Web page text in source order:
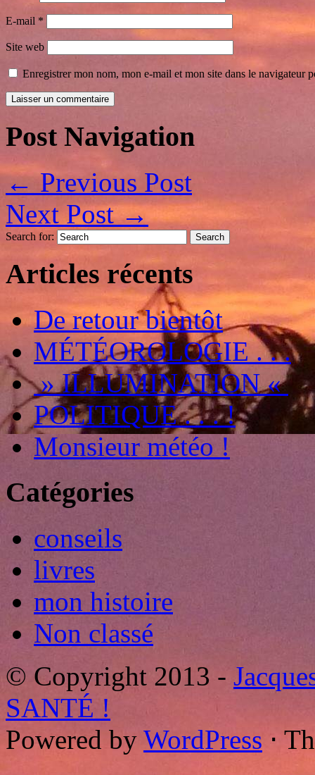
E-mail *
Site web
Enregistrer mon nom, mon e-mail et mon site dans le navigateur
Post Navigation
←Previous Post
Next Post→
Search for:
Articles récents
De retour bientôt
MÉTÉOROLOGIE . . .
» ILLUMINATION «
POLITIQUE . . . !
Monsieur météo !
Catégories
conseils
livres
mon histoire
Non classé
© Copyright 2013 -
SANTÉ !
Powered by WordPress ⋅